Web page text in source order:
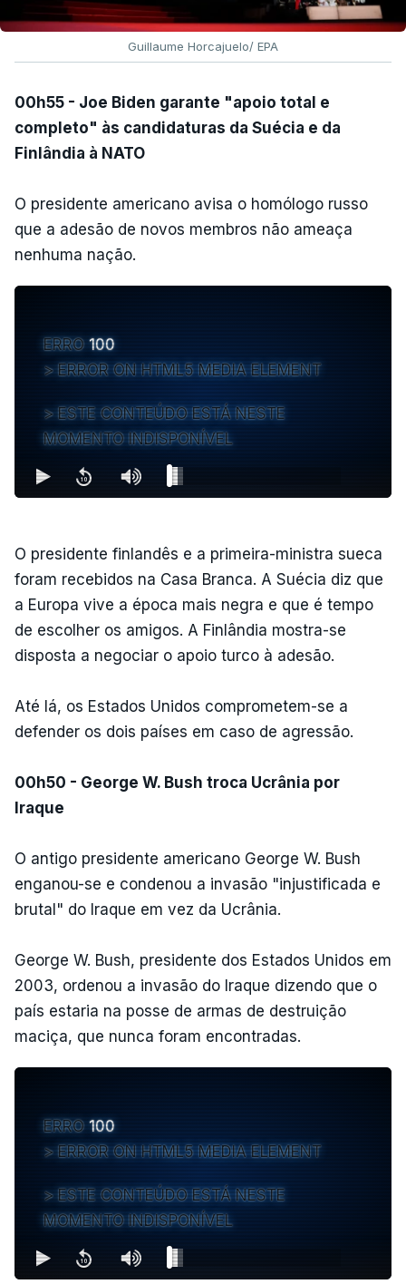
Guillaume Horcajuelo/ EPA
00h55 - Joe Biden garante "apoio total e
completo" às candidaturas da Suécia e da
Finlândia à NATO
O presidente americano avisa o homólogo russo
que a adesão de novos membros não ameaça
nenhuma nação.
ERRO 100
ERROR ON HTML5 MEDIA ELEMENT
ESTE CONTEÚDO ESTÁ NESTE
MOMENTO INDISPONÍVEL
O presidente finlandês e a primeira-ministra sueca
foram recebidos na Casa Branca. A Suécia diz que
a Europa vive a época mais negra e que é tempo
de escolher os amigos. A Finlândia mostra-se
disposta a negociar o apoio turco à adesão.
Até lá, os Estados Unidos comprometem-se a
defender os dois países em caso de agressão.
00h50 - George W. Bush troca Ucrânia por
Iraque
O antigo presidente americano George W. Bush
enganou-se e condenou a invasão "injustificada e
brutal" do Iraque em vez da Ucrânia.
George W. Bush, presidente dos Estados Unidos em
2003, ordenou a invasão do Iraque dizendo que o
país estaria na posse de armas de destruição
maciça, que nunca foram encontradas.
ERRO 100
ERROR ON HTML5 MEDIA ELEMENT
ESTE CONTEÚDO ESTÁ NESTE
MOMENTO INDISPONÍVEL